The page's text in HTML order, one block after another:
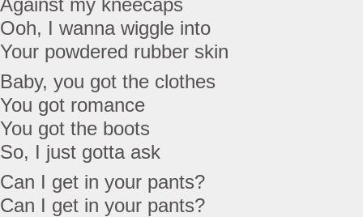
Against my kneecaps
Ooh, I wanna wiggle into
Your powdered rubber skin
Baby, you got the clothes
You got romance
You got the boots
So, I just gotta ask
Can I get in your pants?
Can I get in your pants?